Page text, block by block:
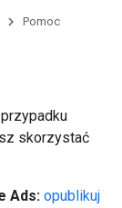
Pomoc
skorzystać
Ads: opublikuj